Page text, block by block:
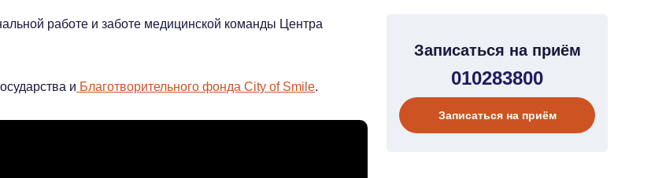
работе и заботе медицинской команды Центра
и Благотворительного фонда City of Smile.
Записаться на приём
010283800
Записаться на приём